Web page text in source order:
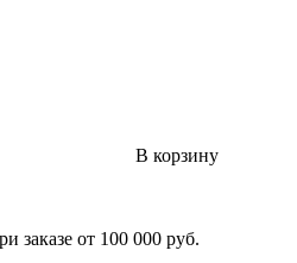
В корзину
от 100 000 руб.